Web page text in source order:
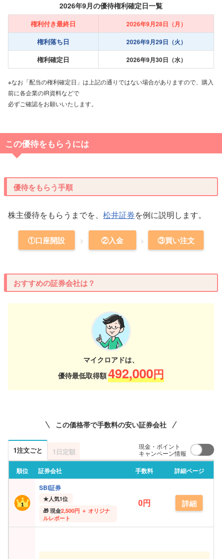
2026年9月の優待権利確定日一覧
権利付き最終日 2026年9月28日（月）
権利落ち日 2026年9月29日（火）
権利確定日 2026年9月30日（水）
※なお「配当の権利確定日」は上記の通りではない場合がありますので、購入
前に各企業のIR資料などで
必ずご確認をお願いいたします。
この優待をもらうには
優待をもらう手順
株主優待をもらうまでを、 松井証券を例に説明します。
①口座開設 ②入金 ③買い注文
おすすめの証券会社は？
マイクロアドは、
優待最低取得額492,000円
この価格帯で手数料の安い証券会社
1注文ごと 1日定額
現金・ポイント
キャンペーン情報
順位 証券会社 手数料
詳細ページ
SBI証券
★人気1位
現金2,500円 ＋ オリジナ
ルレポート
0円 詳細